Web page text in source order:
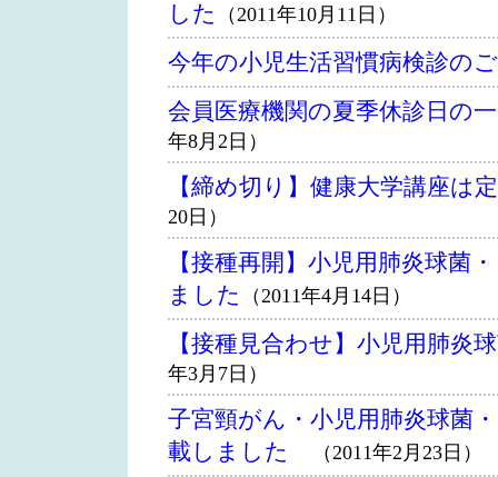
した
（2011年10月11日）
今年の小児生活習慣病検診
会員医療機関の夏季休診日
年8月2日）
【締め切り】健康大学講座は
20日）
【接種再開】小児用肺炎球菌
ました
（2011年4月14日）
【接種見合わせ】小児用肺炎
年3月7日）
子宮頸がん・小児用肺炎球菌
載しました
（2011年2月23日）